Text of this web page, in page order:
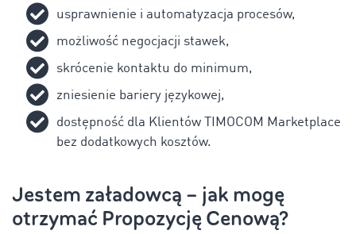
usprawnienie i automatyzacja procesów,
możliwość negocjacji stawek,
skrócenie kontaktu do minimum,
zniesienie bariery językowej,
dostępność dla Klientów TIMOCOM Marketplace
bez dodatkowych kosztów.
Jestem załadowcą – jak mogę
otrzymać Propozycję Cenową?